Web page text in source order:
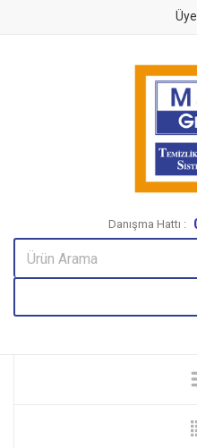
Danışma Hattı :